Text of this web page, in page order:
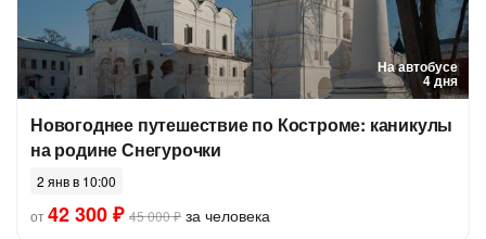
На автобусе
4 дня
Новогоднее путешествие по Костроме: каникулы
на родине Снегурочки
2 янв в 10:00
от42 300 ₽ 45 000 ₽ за человека